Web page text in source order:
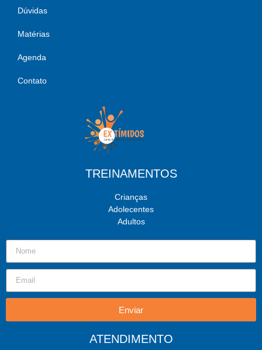
Dúvidas
Matérias
Agenda
Contato
TREINAMENTOS
Crianças
Adolecentes
Adultos
Enviar
ATENDIMENTO